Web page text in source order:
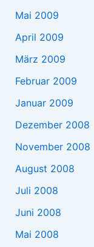
Mai 2009
April 2009
März 2009
Februar 2009
Januar 2009
Dezember 2008
November 2008
August 2008
Juli 2008
Juni 2008
Mai 2008